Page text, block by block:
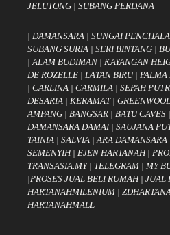
JELUTONG | SUBANG PERDANA
| DAMANSARA | SUNGAI PENCHALA
SUBANG SURIA | SERI BINTANG |
| ALAM BUDIMAN | KAYANGAN
DE ROZELLE | LATAN BIRU| PALMA
| CARLINA | CARMILA | SEPAH
DESARIA | KERAMAT|
AMPANG | BANGSAR | BATU CAVES |
DAMANSARA DAMAI| SAUJANA
TAINIA | SALVIA | ARA DAMANSARA
SEMENYIH| EJEN HARTANAH|
TRANSASIA.MY| TELEGRAM| MY
|PROSES JUAL BELI RUMAH| JUAL
HARTANAHMILENIUM|
HARTANAHMALL